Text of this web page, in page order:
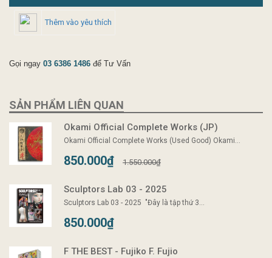
Thêm vào yêu thích
Gọi ngay 03 6386 1486 để Tư Vấn
SẢN PHẨM LIÊN QUAN
Okami Official Complete Works (JP)
Okami Official Complete Works (Used Good) Okami...
850.000₫ 1.550.000₫
Sculptors Lab 03 - 2025
Sculptors Lab 03 - 2025 "Đây là tập thứ 3...
850.000₫
F THE BEST - Fujiko F. Fujio